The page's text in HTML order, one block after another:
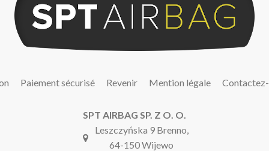
Paiement sécurisé Revenir Mention légale
SPT AIRBAG SP. Z O. O.
Leszczyńska 9 Brenno,
64-150 Wijewo